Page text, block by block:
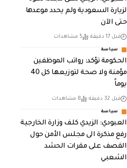
لزيارة السعودية ولم يحدد موعدها
حتى الآن
قبل 17 دقيقة 5 مشاهدات
سياسة
الحكومة تؤكد: رواتب الموظفين
مؤمنة ولا صحة لتوزيعها كل 40
يوماً
قبل 32 دقيقة 8 مشاهدات
سياسة
العبودي: الزيدي كلف وزارة الخارجية
رفع مذكرة الى مجلس الأمن حول
القصف على مقرات الحشد
الشعبي